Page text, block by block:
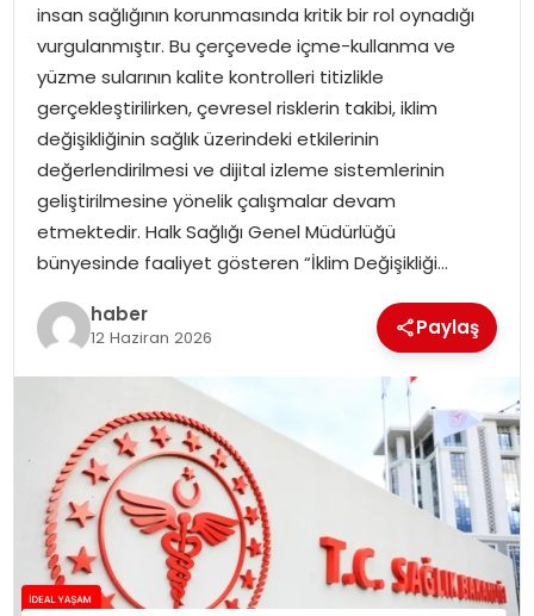
MAGAZIN
SAĞLIK
SOSYAL HABER
insan sağlığının korunmasında kritik bir rol oynadığı
vurgulanmıştır. Bu çerçevede içme-kullanma ve
yüzme sularının kalite kontrolleri titizlikle
gerçekleştirilirken, çevresel risklerin takibi, iklim
değişikliğinin sağlık üzerindeki etkilerinin
değerlendirilmesi ve dijital izleme sistemlerinin
geliştirilmesine yönelik çalışmalar devam
etmektedir. Halk Sağlığı Genel Müdürlüğü
bünyesinde faaliyet gösteren “İklim Değişikliği…
haber
12 Haziran 2026 Paylaş